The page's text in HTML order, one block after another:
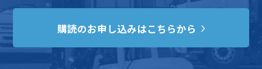
購読のお申し込みはこちらから